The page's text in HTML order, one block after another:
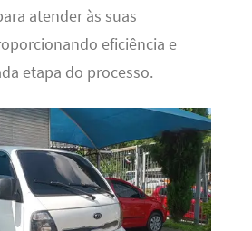
atender às suas
eficiência e
etapa do processo.